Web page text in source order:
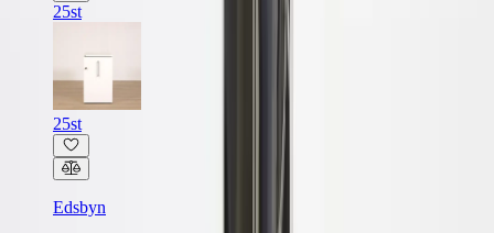
25st
25st
Edsbyn